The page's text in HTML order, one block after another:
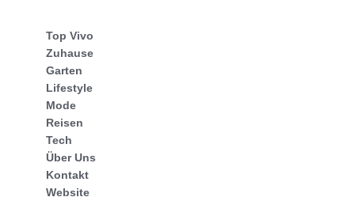
Top Vivo
Zuhause
Garten
Lifestyle
Mode
Reisen
Tech
Über Uns
Kontakt
Website